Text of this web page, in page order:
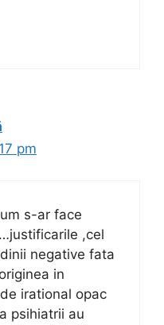
pm
s-ar face
,cel
negative fata
in
irational opac
psihiatrii au